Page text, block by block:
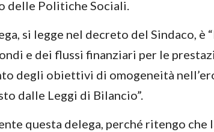
delle Politiche Sociali.
si legge nel decreto del Sindaco, è
e dei flussi finanziari per le
degli obiettivi di omogeneità
dalle Leggi di Bilancio”.
questa delega, perché ritengo che